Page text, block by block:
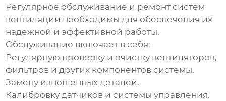
Регулярное обслуживание и ремонт систем
вентиляции необходимы для обеспечения их
надежной иэффективной работы.
Обслуживание включает в себя:
Регулярную проверку и очистку вентиляторов,
фильтров и других компонентов системы.
Замену изношенных деталей.
Калибровку датчиков и системы управления.